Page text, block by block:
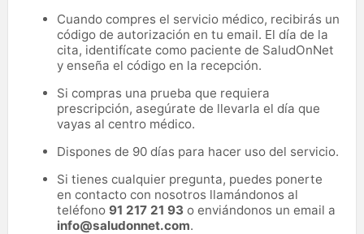
Cuando compres el servicio médico, recibirás un
código de autorización en tu email. El día de la
cita, identifícate como paciente de SaludOnNet
y enseña el código en la recepción.
Si compras una prueba que requiera
prescripción, asegúrate de llevarla el día que
vayas al centro médico.
Dispones de 90 días para hacer uso del servicio.
Si tienes cualquier pregunta, puedes ponerte
en contacto con nosotros llamándonos al
teléfono 91 217 21 93 o enviándonos un email a
info@saludonnet.com.